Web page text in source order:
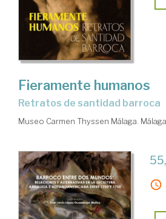
Fieramente humanos
Retratos de santidad barroca
Museo Carmen Thyssen Málaga.